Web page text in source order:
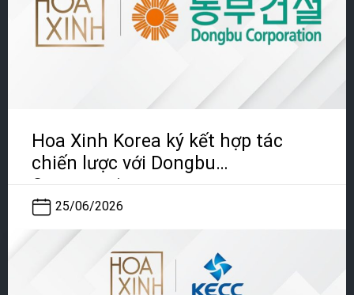
Hoa Xinh Korea ký kết hợp tác
chiến lược với Dongbu
Construction
25/06/2026